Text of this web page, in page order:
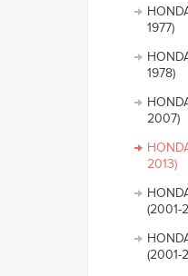
1977)
1978)
2007)
2013)
(2001-
(2001-